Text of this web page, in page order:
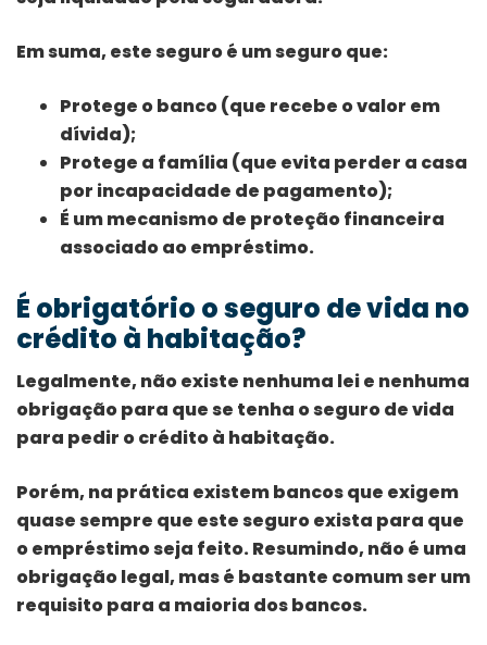
Em suma, este seguro é um seguro que:
Protege o banco (que recebe o valor em
dívida);
Protege a família (que evita perder a casa
por incapacidade de pagamento);
É um mecanismo de proteção financeira
associado ao empréstimo.
É obrigatório o seguro de vida no
crédito à habitação?
Legalmente, não existe nenhuma lei e nenhuma
obrigação para que se tenha o seguro de vida
para pedir o crédito à habitação.
Porém, na prática existem bancos que exigem
quase sempre que este seguro exista para que
o empréstimo seja feito. Resumindo, não é uma
obrigação legal, mas é bastante comum ser um
requisito para a maioria dos bancos.